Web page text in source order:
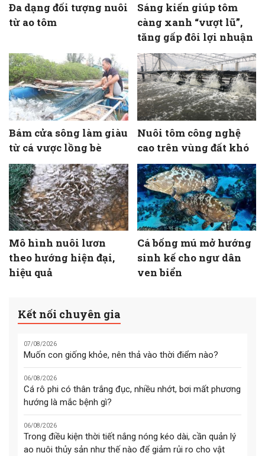
Đa dạng đối tượng nuôi
từ ao tôm
Sáng kiến giúp tôm
càng xanh “vượt lũ”,
tăng gấp đôi lợi nhuận
Bám cửa sông làm giàu
từ cá vược lồng bè
Nuôi tôm công nghệ
cao trên vùng đất khó
Mô hình nuôi lươn
theo hướng hiện đại,
hiệu quả
Cá bống mú mở hướng
sinh kế cho ngư dân
ven biển
Kết nối chuyên gia
07/08/2026
Muốn con giống khỏe, nên thả vào thời điểm nào?
06/08/2026
Cá rô phi có thân trắng đục, nhiều nhớt, bơi mất phương
hướng là mắc bệnh gì?
06/08/2026
Trong điều kiện thời tiết nắng nóng kéo dài, cần quản lý
ao nuôi thủy sản như thế nào để giảm rủi ro cho vật